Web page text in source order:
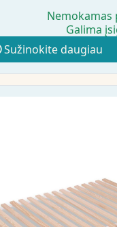
Nemokamas
Galima
Sužinokite daugiau